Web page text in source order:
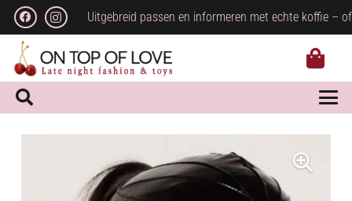
Uitgebreid passen en informeren met echte koffie –